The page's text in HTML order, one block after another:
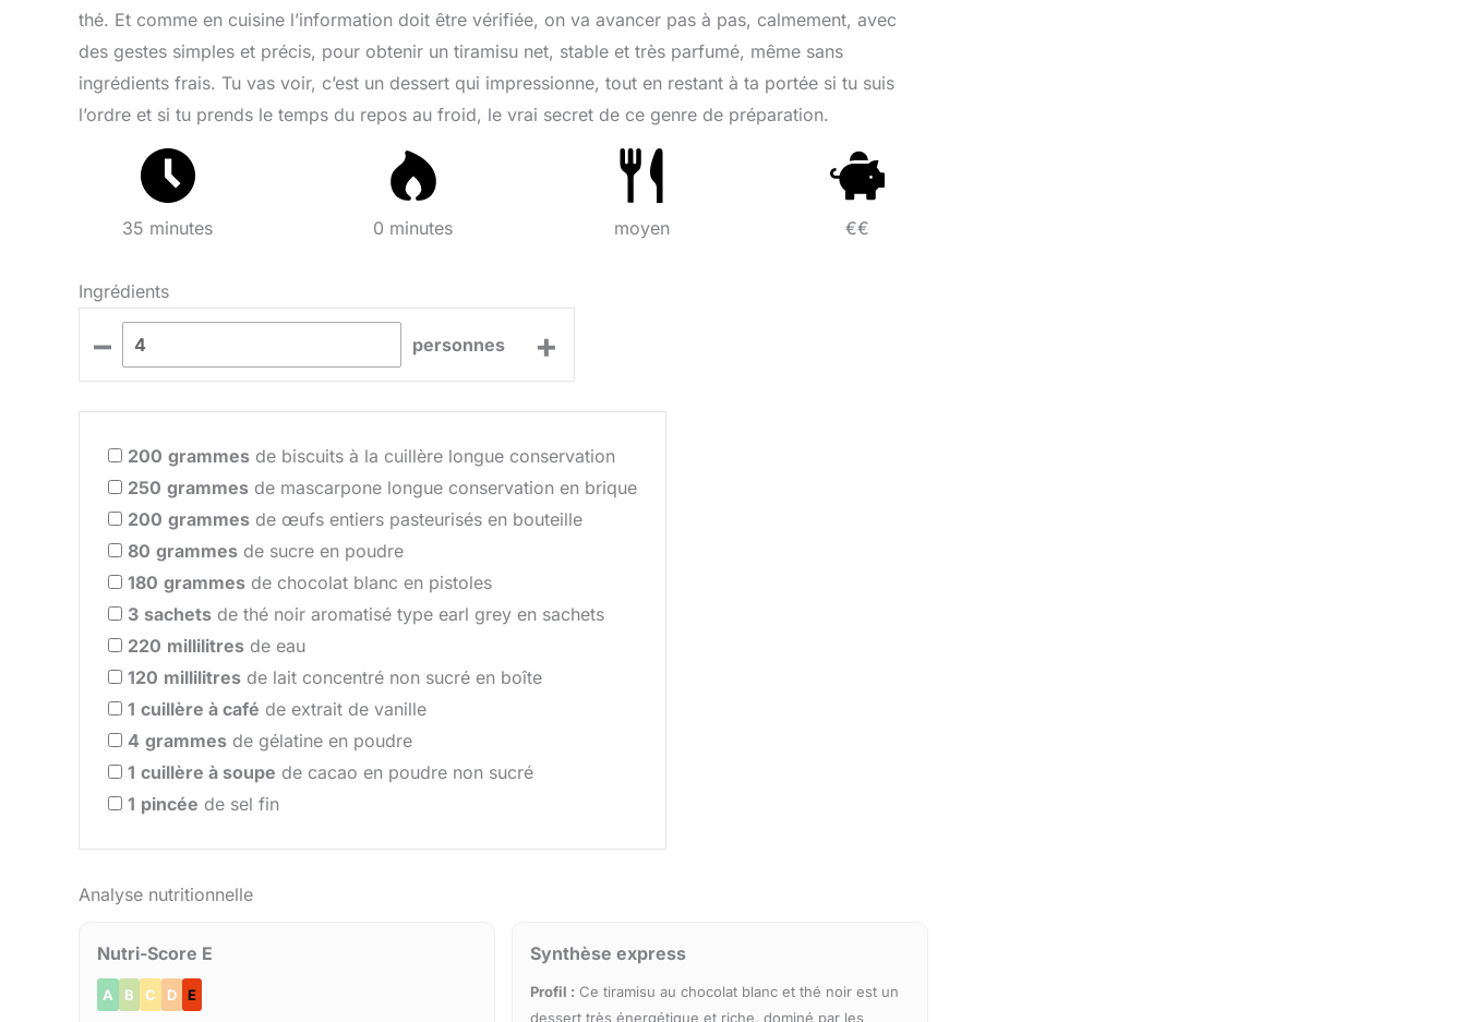
thé. Et comme en cuisine l’information doit être vérifiée, on va avancer pas à pas, calmement, avec
des gestes simples et précis, pour obtenir un tiramisu net, stable et très parfumé, même sans
ingrédients frais. Tu vas voir, c’est un dessert qui impressionne, tout en restant à ta portée si tu suis
l’ordre et si tu prends le temps du repos au froid, le vrai secret de ce genre de préparation.
35 minutes 0 minutes moyen €€
Ingrédients
– personnes +
200 grammes de biscuits à la cuillère longue conservation
250 grammes de mascarpone longue conservation en brique
200 grammes de œufs entiers pasteurisés en bouteille
80 grammes de sucre en poudre
180 grammes de chocolat blanc en pistoles
3 sachets de thé noir aromatisé type earl grey en sachets
220 millilitres de eau
120 millilitres de lait concentré non sucré en boîte
1 cuillère à café de extrait de vanille
4 grammes de gélatine en poudre
1 cuillère à soupe de cacao en poudre non sucré
1 pincée de sel fin
Analyse nutritionnelle
Nutri-Score E
A B C D E
Synthèse express
Profil : Ce tiramisu au chocolat blanc et thé noir est un
dessert très énergétique et riche, dominé par les